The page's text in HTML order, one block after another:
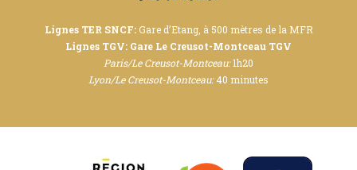
Lignes TER SNCF:Gare d’Etang, à 500 mètres de la MFR
Lignes TGV: Gare Le Creusot-Montceau TGV
Paris/Le Creusot-Montceau:1h20
Lyon/Le Creusot-Montceau:40 minutes